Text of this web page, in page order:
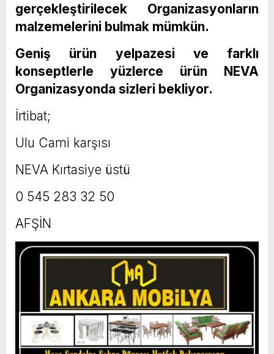
gerçekleştirilecek Organizasyonların
malzemelerini bulmak mümkün.
Geniş ürün yelpazesi ve farklı
konseptlerle yüzlerce ürün NEVA
Organizasyonda sizleri bekliyor.
İrtibat;
Ulu Cami karşısı
NEVA Kırtasiye üstü
0 545 283 32 50
AFŞİN